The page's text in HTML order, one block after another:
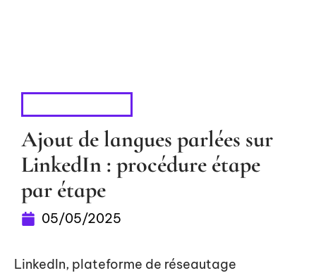
Ajout de langues parlées sur
LinkedIn : procédure étape
par étape
05/05/2025
LinkedIn, plateforme de réseautage